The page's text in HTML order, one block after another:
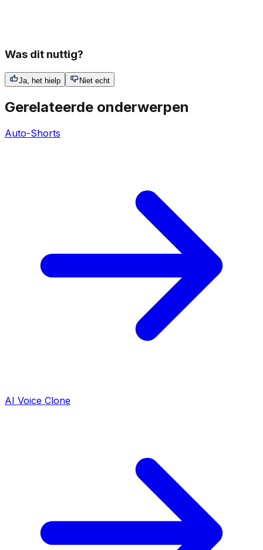
Was dit nuttig?
Ja, het hielp Niet echt
Gerelateerde onderwerpen
Auto-Shorts
AI Voice Clone